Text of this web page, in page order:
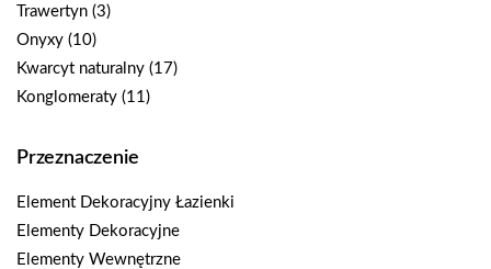
Trawertyn (3)
Onyxy (10)
Kwarcyt naturalny (17)
Konglomeraty (11)
Przeznaczenie
Element Dekoracyjny Łazienki
Elementy Dekoracyjne
Elementy Wewnętrzne